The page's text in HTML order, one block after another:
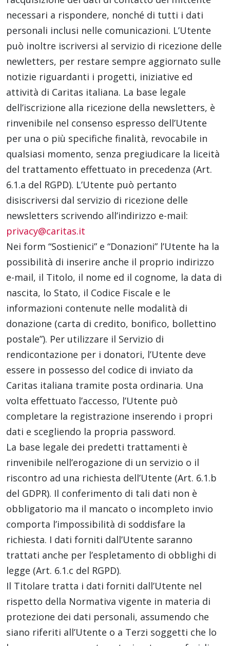
necessari a rispondere, nonché di tutti i dati
personali inclusi nelle comunicazioni. L’Utente
può inoltre iscriversi al servizio di ricezione delle
newletters, per restare sempre aggiornato sulle
notizie riguardanti i progetti, iniziative ed
attività di Caritas italiana. La base legale
dell’iscrizione alla ricezione della newsletters, è
rinvenibile nel consenso espresso dell’Utente
per una o più specifiche finalità, revocabile in
qualsiasi momento, senza pregiudicare la liceità
del trattamento effettuato in precedenza (Art.
6.1.a del RGPD). L’Utente può pertanto
disiscriversi dal servizio di ricezione delle
newsletters scrivendo all’indirizzo e-mail:
privacy@caritas.it
Nei form “Sostienici” e “Donazioni” l’Utente ha la
possibilità di inserire anche il proprio indirizzo
e-mail, il Titolo, il nome ed il cognome, la data di
nascita, lo Stato, il Codice Fiscale e le
informazioni contenute nelle modalità di
donazione (carta di credito, bonifico, bollettino
postale”). Per utilizzare il Servizio di
rendicontazione per i donatori, l’Utente deve
essere in possesso del codice di inviato da
Caritas italiana tramite posta ordinaria. Una
volta effettuato l’accesso, l’Utente può
completare la registrazione inserendo i propri
dati e scegliendo la propria password.
La base legale dei predetti trattamenti è
rinvenibile nell’erogazione di un servizio o il
riscontro ad una richiesta dell’Utente (Art. 6.1.b
del GDPR). Il conferimento di tali dati non è
obbligatorio ma il mancato o incompleto invio
comporta l’impossibilità di soddisfare la
richiesta. I dati forniti dall’Utente saranno
trattati anche per l’espletamento di obblighi di
legge (Art. 6.1.c del RGPD).
Il Titolare tratta i dati forniti dall’Utente nel
rispetto della Normativa vigente in materia di
protezione dei dati personali, assumendo che
siano riferiti all’Utente o a Terzi soggetti che lo